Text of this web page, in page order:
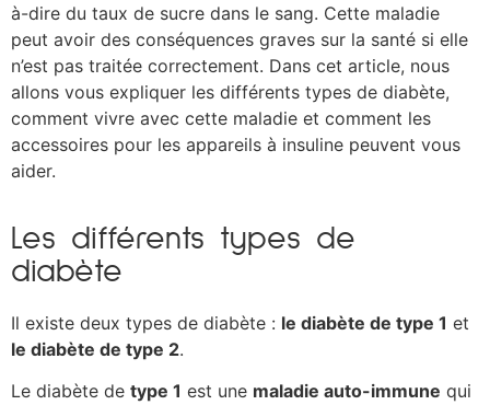
à-dire du taux de sucre dans le sang. Cette maladie
peut avoir des conséquences graves sur la santé si elle
n’est pas traitée correctement. Dans cet article, nous
allons vous expliquer les différents types de diabète,
comment vivre avec cette maladie et comment les
accessoires pour les appareils à insuline peuvent vous
aider.
Les différents types de
diabète
Il existe deux types de diabète : le diabète de type 1 et
le diabète de type 2.
Le diabète de type 1 est une maladie auto-immune qui